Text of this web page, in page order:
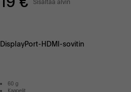
DisplayPort-HDMI-sovitin
60 g